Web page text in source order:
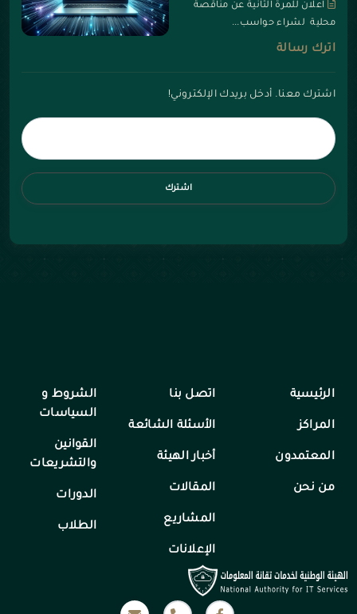
اعلان للمرة الثانية عن مناقصة
محلية لشراء حواسب...
اترك رسالة
اشترك معنا. أدخل بريدك الإلكتروني!
اشترك
الرئيسية
المراكز
المعتمدون
من نحن
اتصل بنا
الأسئلة الشائعة
أخبار الهيئة
المقالات
المشاريع
الإعلانات
الشروط و
السياسات
القوانين
والتشريعات
الدورات
الطلاب